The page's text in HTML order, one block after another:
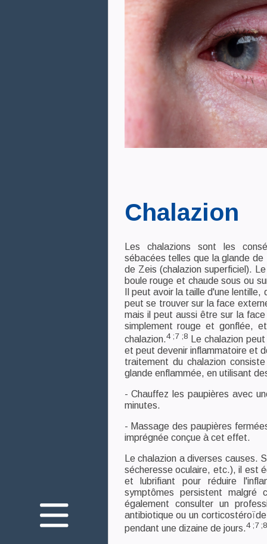
Nous connaître
Nos engagements
Votre santé oculaire
Innovation
Chalazion
Les chalazions sont les
sébacées telles que la glande de
de Zeis (chalazion superficiel).
boule rouge et chaude sous ou
Il peut avoir la taille d'une
peut se trouver sur la face
mais il peut aussi être sur la
simplement rouge et gonflée,
chalazion.4 ;7 ;8 Le chalazion
et peut devenir inflammatoire et
traitement du chalazion
glande enflammée, en utilisant
- Chauffez les paupières avec
minutes.
- Massage des paupières
imprégnée conçue à cet effet.
Le chalazion a diverses causes.
sécheresse oculaire, etc.), il est
et lubrifiant pour réduire
symptômes persistent malgré
également consulter un
antibiotique ou un
pendant une dizaine de jours.4 ;7 ;8